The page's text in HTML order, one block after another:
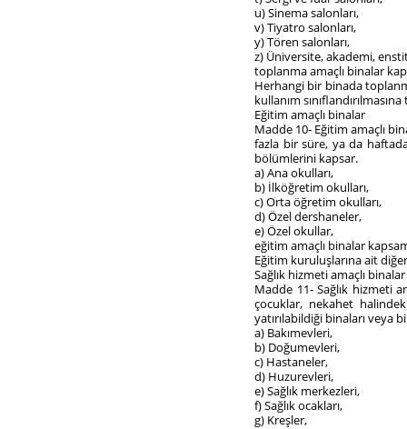
u) Sinema salonları,
v) Tiyatro salonları,
y) Tören salonları,
z) Üniversite, akademi,
toplanma amaçlı binalar
Herhangi bir binada
kullanım
Eğitim amaçlı binalar
Madde 10- Eğitim amaçlı
fazla bir süre, ya da
bölümlerini kapsar.
a) Ana okulları,
b) İlköğretim okulları,
c) Orta öğretim okulları,
d) Özel dershaneler,
e) Özel okullar,
eğitim amaçlı binalar
Eğitim kuruluşlarına ait
Sağlık hizmeti amaçlı binalar
Madde 11- Sağlık hizmeti
çocuklar, nekahet
yatırılabildiği binaları veya
a) Bakımevleri,
b) Doğumevleri,
c) Hastaneler,
d) Huzurevleri,
e) Sağlık merkezleri,
f) Sağlık ocakları,
g) Kreşler,